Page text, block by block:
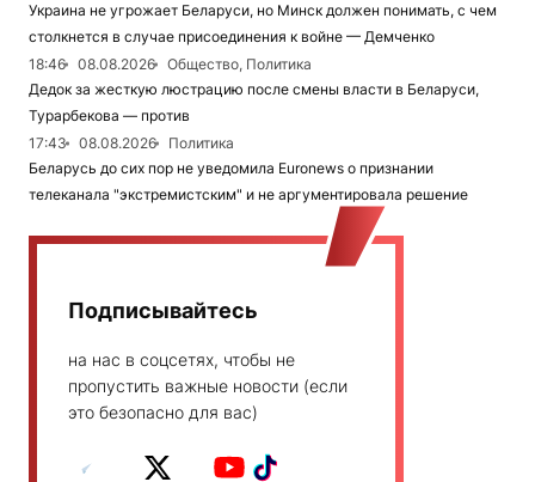
Украина не угрожает Беларуси, но Минск должен понимать, с чем
столкнется в случае присоединения к войне — Демченко
18:46
08.08.2026
Общество, Политика
Дедок за жесткую люстрацию после смены власти в Беларуси,
Турарбекова — против
17:43
08.08.2026
Политика
Беларусь до сих пор не уведомила Euronews о признании
телеканала "экстремистским" и не аргументировала решение
Подписывайтесь
на нас в соцсетях, чтобы не
пропустить важные новости (если
это безопасно для вас)